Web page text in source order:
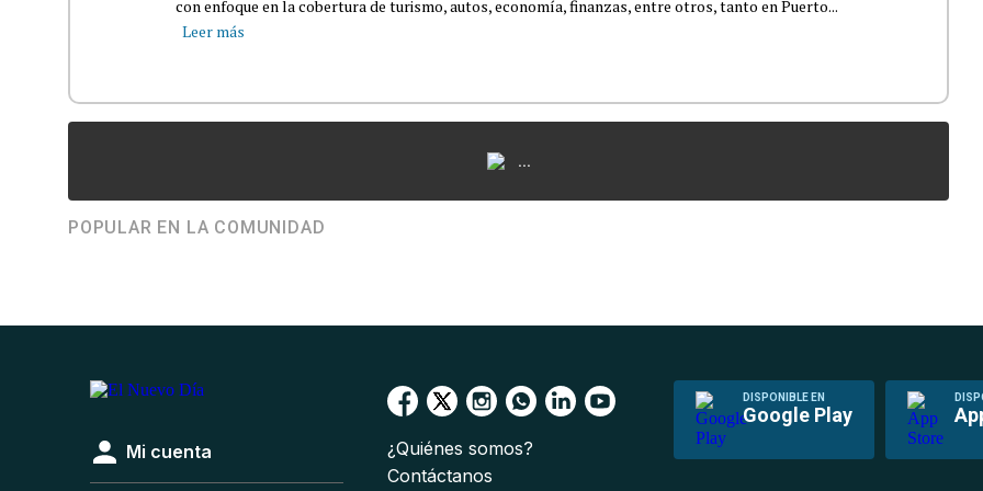
con enfoque en la cobertura de turismo, autos, economía, finanzas, entre otros, tanto en Puerto...
Leer más
...
POPULAR EN LA COMUNIDAD
DISPONIBLE EN
Google Play
Mi cuenta
¿Quiénes somos?
Contáctanos